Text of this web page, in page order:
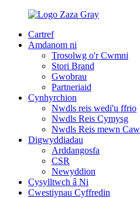
Cartref
Amdanom ni
Trosolwg o'r Cwmni
Stori Brand
Gwobrau
Partneriaid
Cynhyrchion
Nwdls reis wedi'u ffrio
Nwdls Reis Cymysg
Nwdls Reis mewn
Digwyddiadau
Arddangosfa
CSR
Newyddion
Cysylltwch â Ni
Cwestiynau Cyffredin